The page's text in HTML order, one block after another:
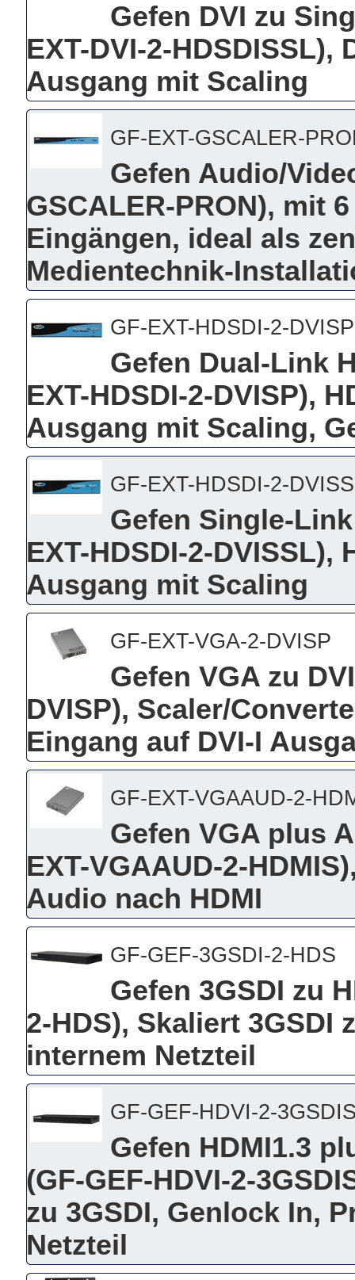
Gefen DVI zu
EXT-DVI-2-HDSDISSL),
Ausgang mit Scaling
GF-EXT-GSCALER-
Gefen Audio/
GSCALER-PRON), mit
Eingängen, ideal als
Medientechnik-
GF-EXT-HDSDI-2-DVISP
Gefen Dual-Link
EXT-HDSDI-2-DVISP),
Ausgang mit Scaling,
GF-EXT-HDSDI-2-
Gefen Single-
EXT-HDSDI-2-DVISSL),
Ausgang mit Scaling
GF-EXT-VGA-2-DVISP
Gefen VGA zu
DVISP), Scaler/
Eingang auf DVI-I
GF-EXT-VGAAUD-2-
Gefen VGA plus
EXT-VGAAUD-2-
Audio nach HDMI
GF-GEF-3GSDI-2-HDS
Gefen 3GSDI zu
2-HDS), Skaliert 3GSDI
internem Netzteil
GF-GEF-HDVI-2-
Gefen HDMI1.3
(GF-GEF-HDVI-2-
zu 3GSDI, Genlock In,
Netzteil